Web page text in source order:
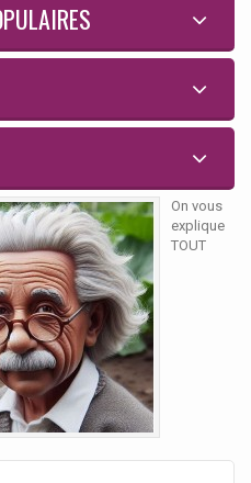
On vous
explique
TOUT